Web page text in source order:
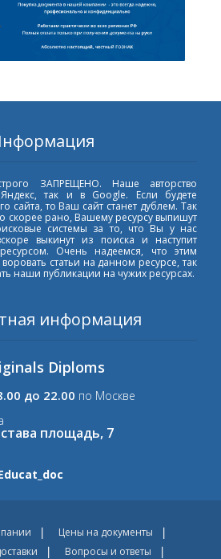
ЗАПРЕЩЕНО. Наше авторство
так и в Google. Если будете
сайта, то Ваш сайт станет дублем. Так
скорее рано, Вашему ресурсу выпишут
системы за то, что Вы у нас
выкинут из поиска и наступит
Очень надеемся, что этим
статьи на данном ресурсе, так
наши публикации на чужих ресурсах.
информация
Diploms
до 22.00 по Москве
площадь, 7
Цены на документы
Вопросы и ответы